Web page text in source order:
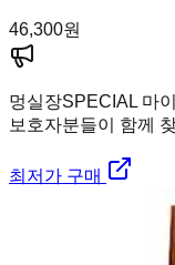
46,300원
멍실장SPECIAL 마
보호자분들이 함께
최저가 구매